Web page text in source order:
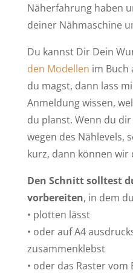
Näherfahrung haben
deiner Nähmaschine
Du kannst Dir Dein
den Modellen im Buch
du magst, dann lass
Anmeldung wissen,
du planst. Wenn du
wegen des Nählevels,
kurz, dann können wir
Den Schnitt solltest
vorbereiten, in dem
• plotten lässt
• oder auf A4
zusammenklebst
• oder das Raster vom